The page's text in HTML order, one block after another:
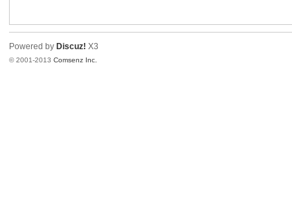
Powered by Discuz! X3
© 2001-2013Comsenz Inc.